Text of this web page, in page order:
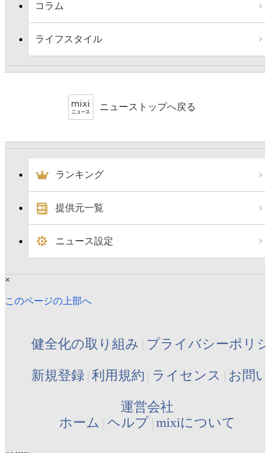
コラム
ライフスタイル
ニューストップへ戻る
ランキング
提供元一覧
ニュース設定
×
このページの上部へ
健全化の取り組み プライバシーポリ
新規登録 利用規約 ライセンス お問
運営会社
ホーム ヘルプ mixiについて